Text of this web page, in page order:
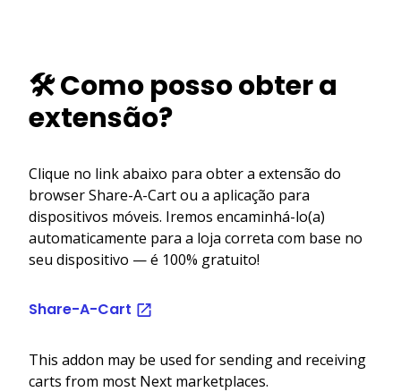
🛠️ Como posso obter a
extensão?
Clique no link abaixo para obter a extensão do
browser Share-A-Cart ou a aplicação para
dispositivos móveis. Iremos encaminhá-lo(a)
automaticamente para a loja correta com base no
seu dispositivo — é 100% gratuito!
Share-A-Cart
This addon may be used for sending and receiving
carts from most Next marketplaces.